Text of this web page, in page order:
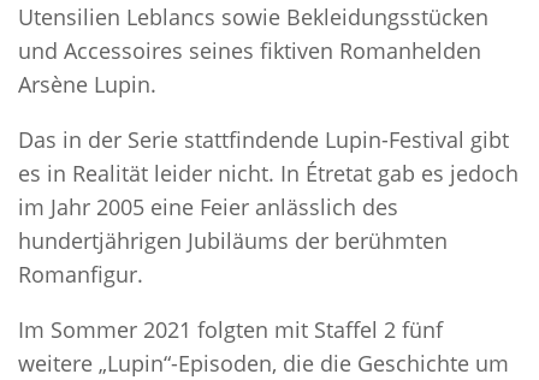
Utensilien Leblancs sowie Bekleidungsstücken
und Accessoires seines fiktiven Romanhelden
Arsène Lupin.
Das in der Serie stattfindende Lupin-Festival gibt
es in Realität leider nicht. In Étretat gab es jedoch
im Jahr 2005 eine Feier anlässlich des
hundertjährigen Jubiläums der berühmten
Romanfigur.
Im Sommer 2021 folgten mit Staffel 2 fünf
weitere „Lupin“-Episoden, die die Geschichte um